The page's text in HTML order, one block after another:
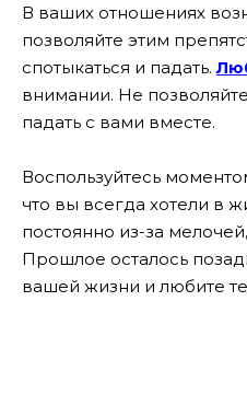
В ваших отношениях
позволяйте этим
спотыкаться и падать.
внимании. Не
падать с вами вместе.
Воспользуйтесь
что вы всегда хотели в
постоянно из-за
Прошлое осталось
вашей жизни и любите